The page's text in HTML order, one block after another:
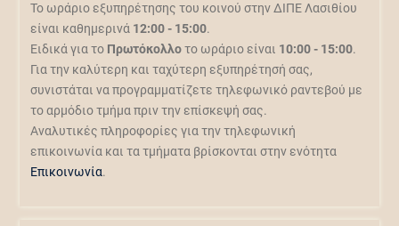
Το ωράριο εξυπηρέτησης του κοινού στην ΔΙΠΕ Λασιθίου
είναι καθημερινά 12:00 - 15:00.
Ειδικά για το Πρωτόκολλοτο ωράριο είναι 10:00 - 15:00.
Για την καλύτερη και ταχύτερη εξυπηρέτησή σας,
συνιστάται να προγραμματίζετε τηλεφωνικό ραντεβού με
το αρμόδιο τμήμα πριν την επίσκεψή σας.
Αναλυτικές πληροφορίες για την τηλεφωνική
επικοινωνία και τα τμήματα βρίσκονται στην ενότητα
Επικοινωνία.